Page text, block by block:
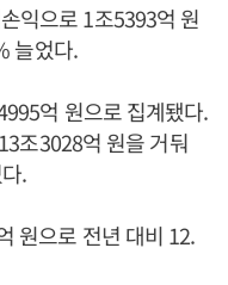
익으로 1조5393억 원
늘었다.
억 원으로 집계됐다.
조3028억 원을 거둬
.
원으로 전년 대비 12.